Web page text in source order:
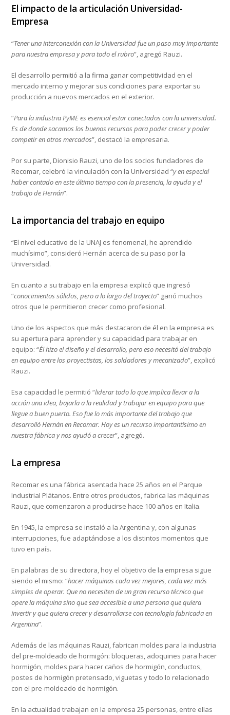
El impacto de la articulación Universidad-
Empresa
“Tener una interconexión con la Universidad fue un paso muy importante
para nuestra empresa y para todo el rubro”, agregó Rauzi.
El desarrollo permitió a la firma ganar competitividad en el
mercado interno y mejorar sus condiciones para exportar su
producción a nuevos mercados en el exterior.
“Para la industria PyME es esencial estar conectados con la universidad.
Es de donde sacamos los buenos recursos para poder crecer y poder
competir en otros mercados”, destacó la empresaria.
Por su parte, Dionisio Rauzi, uno de los socios fundadores de
Recomar, celebró la vinculación con la Universidad “y en especial
haber contado en este último tiempo con la presencia, la ayuda y el
trabajo de Hernán”.
La importancia del trabajo en equipo
“El nivel educativo de la UNAJ es fenomenal, he aprendido
muchísimo”, consideró Hernán acerca de su paso por la
Universidad.
En cuanto a su trabajo en la empresa explicó que ingresó
“conocimientos sólidos, pero a lo largo del trayecto” ganó muchos
otros que le permitieron crecer como profesional.
Uno de los aspectos que más destacaron de él en la empresa es
su apertura para aprender y su capacidad para trabajar en
equipo: “Él hizo el diseño y el desarrollo, pero eso necesitó del trabajo
en equipo entre los proyectistas, los soldadores y mecanizado”, explicó
Rauzi.
Esa capacidad le permitió “liderar todo lo que implica llevar a la
acción una idea, bajarla a la realidad y trabajar en equipo para que
llegue a buen puerto. Eso fue lo más importante del trabajo que
desarrolló Hernán en Recomar. Hoy es un recurso importantísimo en
nuestra fábrica y nos ayudó a crecer”, agregó.
La empresa
Recomar es una fábrica asentada hace 25 años en el Parque
Industrial Plátanos. Entre otros productos, fabrica las máquinas
Rauzi, que comenzaron a producirse hace 100 años en Italia.
En 1945, la empresa se instaló a la Argentina y, con algunas
interrupciones, fue adaptándose a los distintos momentos que
tuvo en país.
En palabras de su directora, hoy el objetivo de la empresa sigue
siendo el mismo: “hacer máquinas cada vez mejores, cada vez más
simples de operar. Que no necesiten de un gran recurso técnico que
opere la máquina sino que sea accesible a una persona que quiera
invertir y que quiera crecer y desarrollarse con tecnología fabricada en
Argentina”.
Además de las máquinas Rauzi, fabrican moldes para la industria
del pre-moldeado de hormigón: bloqueras, adoquines para hacer
hormigón, moldes para hacer caños de hormigón, conductos,
postes de hormigón pretensado, viguetas y todo lo relacionado
con el pre-moldeado de hormigón.
En la actualidad trabajan en la empresa 25 personas, entre ellas